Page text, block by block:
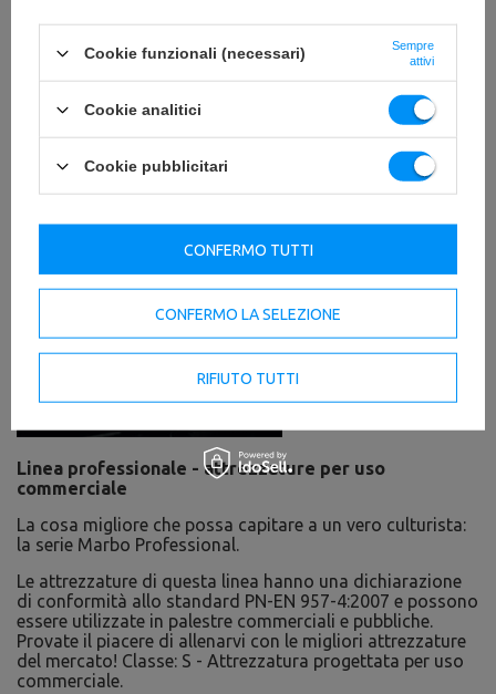
Linea professionale - attrezzature per uso
commerciale
La cosa migliore che possa capitare a un vero culturista:
la serie Marbo Professional.
Le attrezzature di questa linea hanno una dichiarazione
di conformità allo standard PN-EN 957-4:2007 e possono
essere utilizzate in palestre commerciali e pubbliche.
Provate il piacere di allenarvi con le migliori attrezzature
del mercato! Classe: S - Attrezzatura progettata per uso
commerciale.
Cookie funzionali (necessari)
Sempre
attivi
Cookie analitici
Cookie pubblicitari
CONFERMO LA SELEZIONE
RIFIUTO TUTTI
CONFERMO TUTTI